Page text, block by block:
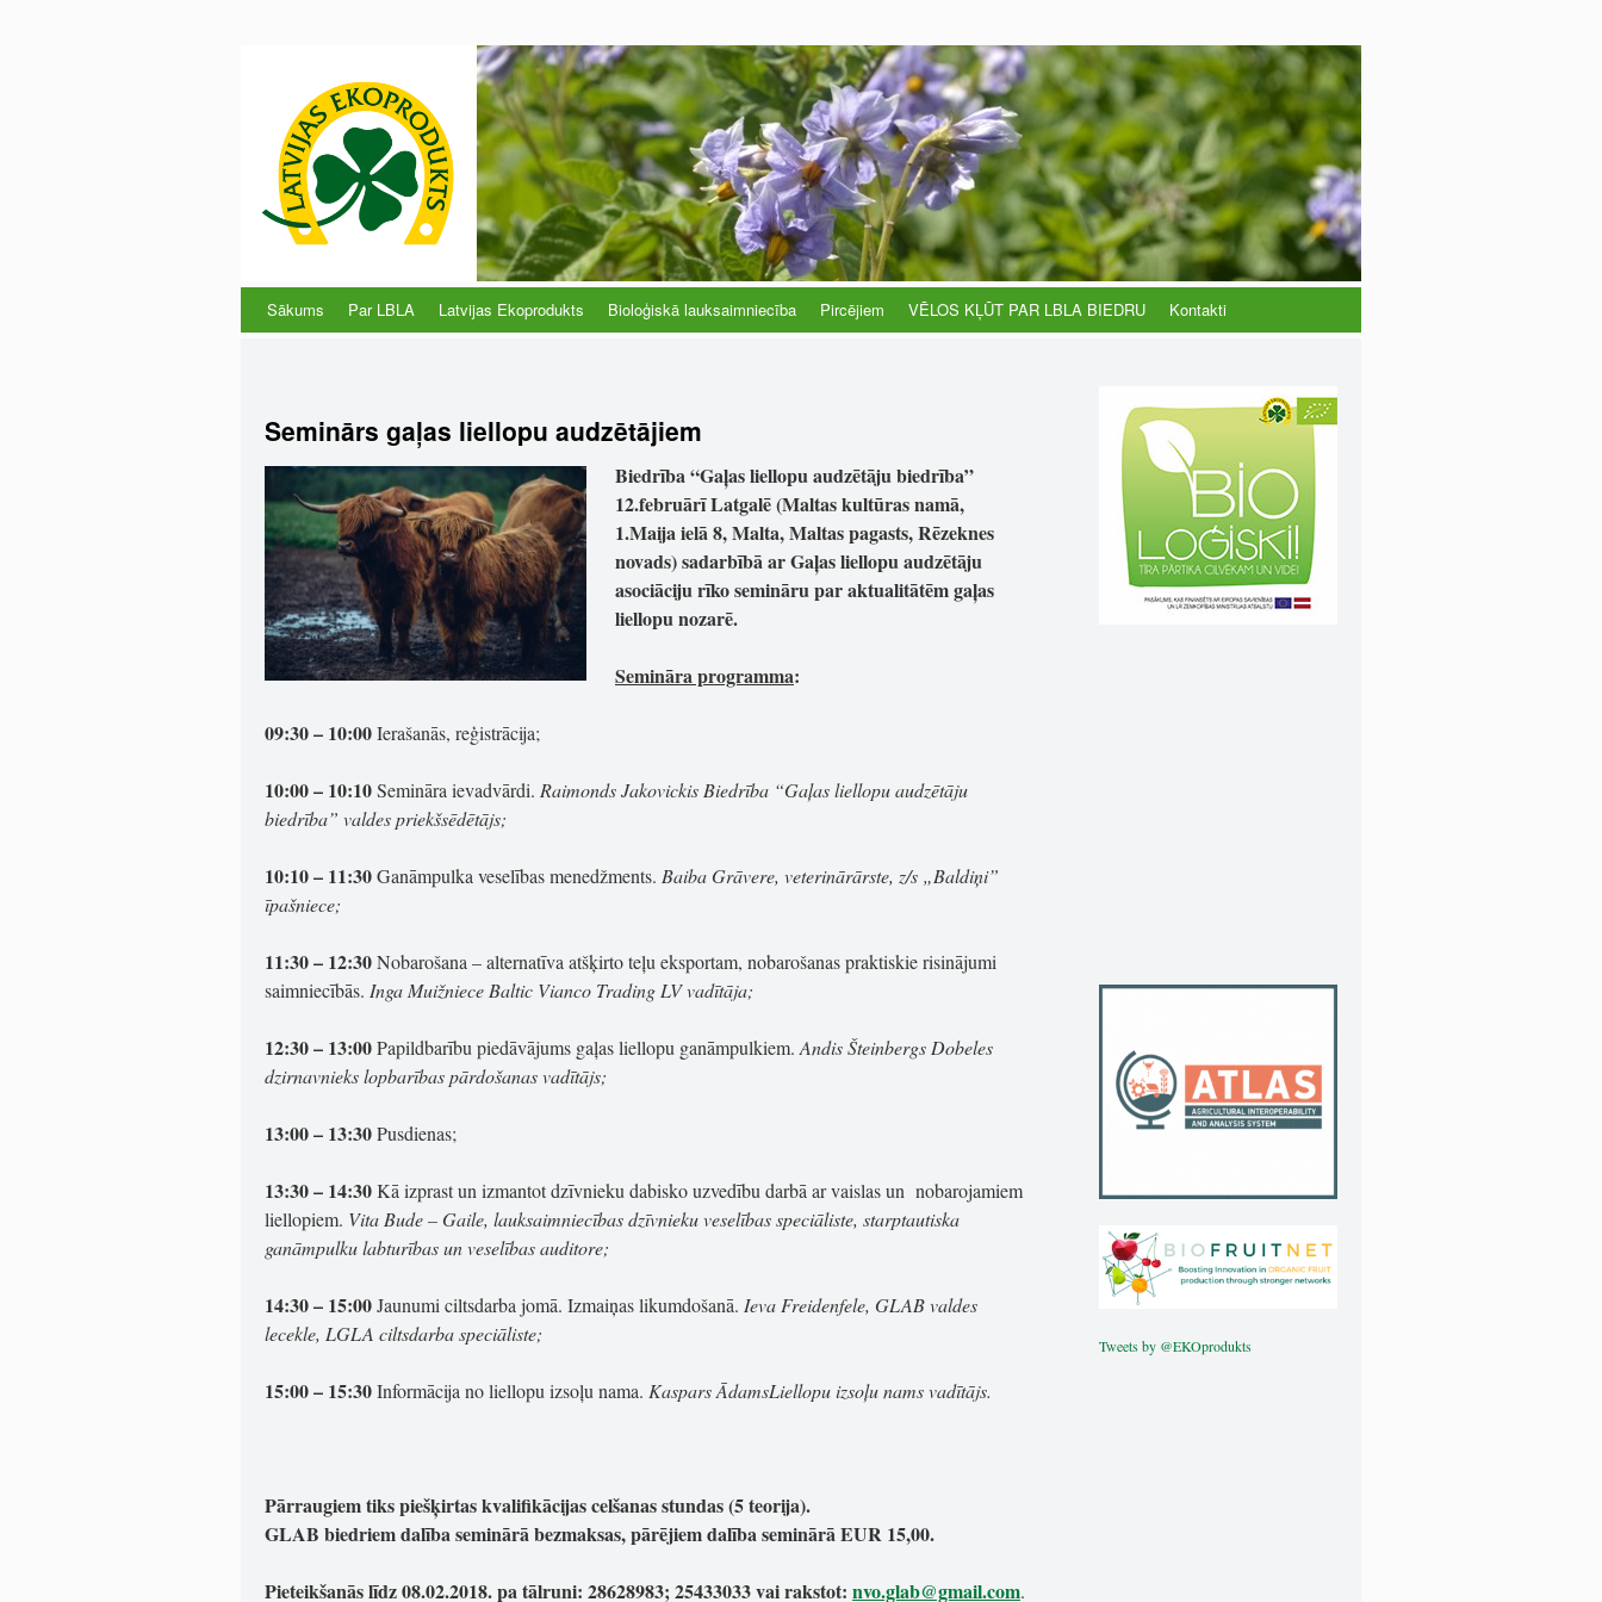
Sākums Par LBLA Latvijas Ekoprodukts Bioloģiskā lauksaimniecība Pircējiem VĒLOS KĻŪT PAR LBLA BIEDRU Kontakti
Seminārs gaļas liellopu audzētājiem
Biedrība “Gaļas liellopu audzētāju biedrība”
12.februārī Latgalē (Maltas kultūras namā,
1.Maija ielā 8, Malta, Maltas pagasts, Rēzeknes
novads) sadarbībā ar Gaļas liellopu audzētāju
asociāciju rīko semināru par aktualitātēm gaļas
liellopu nozarē.
Semināra programma:
09:30 – 10:00Ierašanās, reģistrācija;
10:00 – 10:10Semināra ievadvārdi. Raimonds Jakovickis Biedrība “Gaļas liellopu audzētāju
biedrība” valdes priekšsēdētājs;
10:10 – 11:30Ganāmpulka veselības menedžments. Baiba Grāvere, veterinārārste, z/s „Baldiņi”
īpašniece;
11:30 – 12:30Nobarošana – alternatīva atšķirto teļu eksportam, nobarošanas praktiskie risinājumi
saimniecībās. Inga Muižniece Baltic Vianco Trading LV vadītāja;
12:30 – 13:00Papildbarību piedāvājums gaļas liellopu ganāmpulkiem. Andis Šteinbergs Dobeles
dzirnavnieks lopbarības pārdošanas vadītājs;
13:00 – 13:30Pusdienas;
13:30 – 14:30Kā izprast un izmantot dzīvnieku dabisko uzvedību darbā ar vaislas un nobarojamiem
liellopiem. Vita Bude – Gaile, lauksaimniecības dzīvnieku veselības speciāliste, starptautiska
ganāmpulku labturības un veselības auditore;
14:30 – 15:00Jaunumi ciltsdarba jomā. Izmaiņas likumdošanā. Ieva Freidenfele, GLAB valdes
lecekle, LGLA ciltsdarba speciāliste;
15:00 – 15:30Informācija no liellopu izsoļu nama. Kaspars ĀdamsLiellopu izsoļu nams vadītājs.
Pārraugiem tiks piešķirtas kvalifikācijas celšanas stundas (5 teorija).
GLAB biedriem dalība seminārā bezmaksas, pārējiem dalība seminārā EUR 15,00.
Pieteikšanās līdz 08.02.2018. pa tālruni: 28628983; 25433033 vai rakstot: nvo.glab@gmail.com.
Tweets by @EKOprodukts